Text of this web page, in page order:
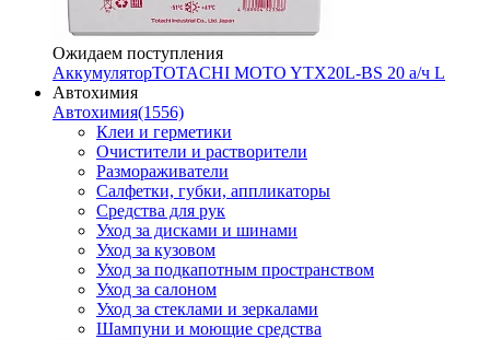
Ожидаем поступления
АккумуляторTOTACHI MOTO YTX20L-BS 20 а/ч L
Автохимия
Автохимия(1556)
Клеи и герметики
Очистители и растворители
Размораживатели
Салфетки, губки, аппликаторы
Средства для рук
Уход за дисками и шинами
Уход за кузовом
Уход за подкапотным пространством
Уход за салоном
Уход за стеклами и зеркалами
Шампуни и моющие средства